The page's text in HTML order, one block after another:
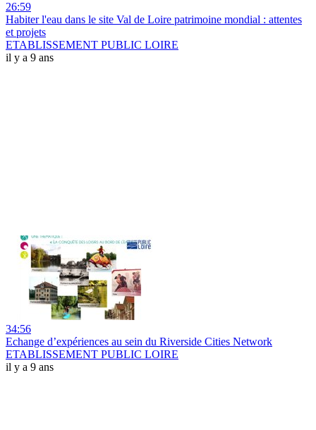
26:59
Habiter l'eau dans le site Val de Loire patrimoine mondial : attentes
et projets
ETABLISSEMENT PUBLIC LOIRE
il y a 9 ans
34:56
Echange d’expériences au sein du Riverside Cities Network
ETABLISSEMENT PUBLIC LOIRE
il y a 9 ans